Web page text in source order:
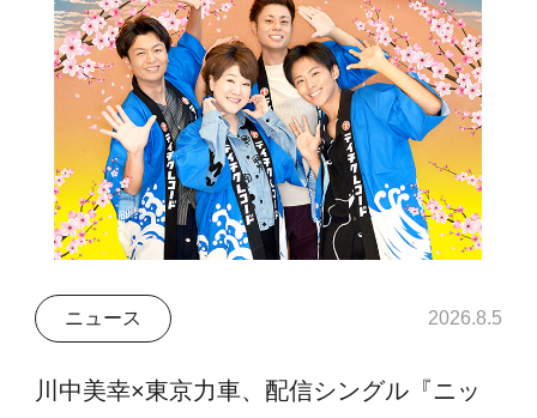
ニュース 2026.8.5
川中美幸×東京力車、配信シングル『ニッ